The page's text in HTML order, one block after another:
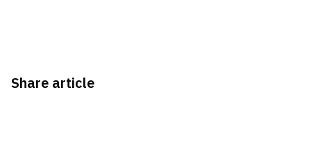
Share article